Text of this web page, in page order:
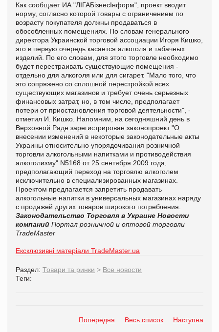
Как сообщает ИА "ЛIГАБiзнесIнформ", проект вводит
норму, согласно которой товары с ограничением по
возрасту покупателя должны продаваться в
обособленных помещениях. По словам генерального
директора Украинской торговой ассоциации Игоря Кишко,
это в первую очередь касается алкоголя и табачных
изделий. По его словам, для этого торговле необходимо
будет перестраивать существующие помещения -
отдельно для алкоголя или для сигарет. "Мало того, что
это сопряжено со сплошной перестройкой всех
существующих магазинов и требует очень серьезных
финансовых затрат, но, в том числе, предполагает
потери от приостановления торговой деятельности", -
отметил И. Кишко. Напомним, на сегодняшний день в
Верховной Раде зарегистрирован законопроект "О
внесении изменений в некоторые законодательные акты
Украины относительно упорядочивания розничной
торговли алкогольными напитками и противодействия
алкоголизму" N5168 от 25 сентября 2009 года,
предполагающий переход на торговлю алкоголем
исключительно в специализированных магазинах.
Проектом предлагается запретить продавать
алкогольные напитки в универсальных магазинах наряду
с продажей других товаров широкого потребления.
Законодательство Торговля в Украине Новости
компаний Портал розничной и оптовой торговли
TradeMaster
Ексклюзивні матеріали TradeMaster.ua
Раздел: Товари та ринки > Все новости
Теги:
Попередня Весь список Наступна